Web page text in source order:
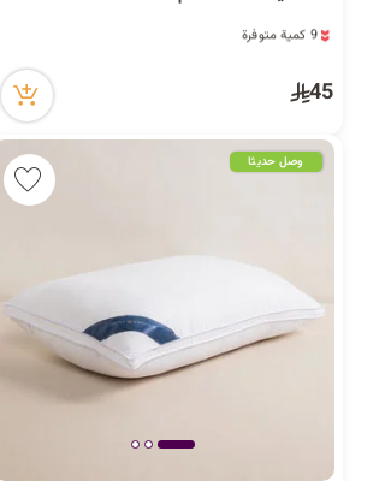
9 كمية متوفرة
9 كمية متوفرة
3 مشاهدة مؤخراً
45
وصل حديثا